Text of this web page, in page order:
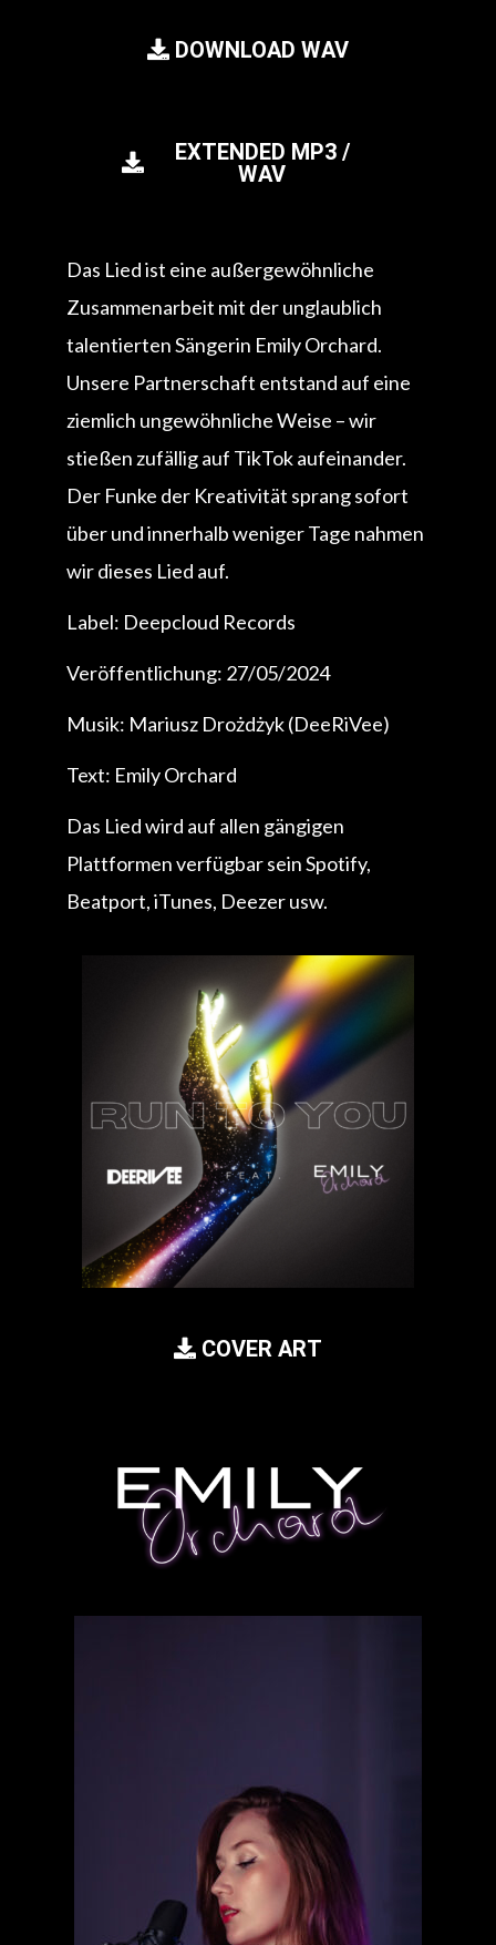
DOWNLOAD WAV
EXTENDED MP3 /
WAV
Das Lied ist eine außergewöhnliche
Zusammenarbeit mit der unglaublich
talentierten Sängerin Emily Orchard.
Unsere Partnerschaft entstand auf eine
ziemlich ungewöhnliche Weise – wir
stießen zufällig auf TikTok aufeinander.
Der Funke der Kreativität sprang sofort
über und innerhalb weniger Tage nahmen
wir dieses Lied auf.
Label: Deepcloud Records
Veröffentlichung: 27/05/2024
Musik: Mariusz Drożdżyk (DeeRiVee)
Text: Emily Orchard
Das Lied wird auf allen gängigen
Plattformen verfügbar sein Spotify,
Beatport, iTunes, Deezer usw.
COVER ART